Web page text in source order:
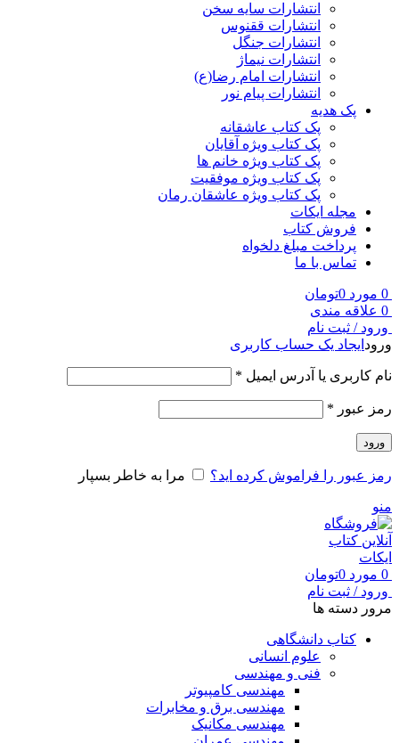
انتشارات سایه سخن
انتشارات ققنوس
انتشارات جنگل
انتشارات نیماژ
انتشارات امام رضا(ع)
انتشارات پیام نور
پک هدیه
پک کتاب عاشقانه
پک کتاب ویژه آقایان
پک کتاب ویژه خانم ها
پک کتاب ویژه موفقیت
پک کتاب ویژه عاشقان رمان
مجله ایکات
فروش کتاب
پرداخت مبلغ دلخواه
تماس با ما
0 مورد 0تومان
0 علاقه مندی
ورود / ثبت نام
ورود ایجاد یک حساب کاربری
نام کاربری یا آدرس ایمیل *
رمز عبور *
ورود
رمز عبور را فراموش کرده اید؟ مرا به خاطر بسپار
منو
0 مورد 0تومان
ورود / ثبت نام
مرور دسته ها
کتاب دانشگاهی
علوم انسانی
فنی و مهندسی
مهندسی کامپیوتر
مهندسی برق و مخابرات
مهندسی مکانیک